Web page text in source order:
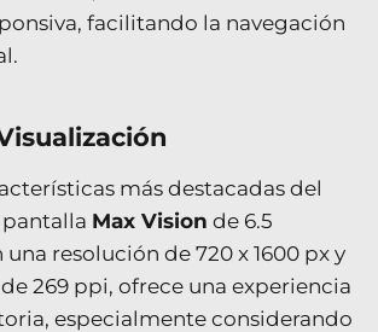
facilitando la navegación
más destacadas del
pantalla Max Vision de 6.5
resolución de 720 x 1600 px y
269 ppi, ofrece una experiencia
especialmente considerando